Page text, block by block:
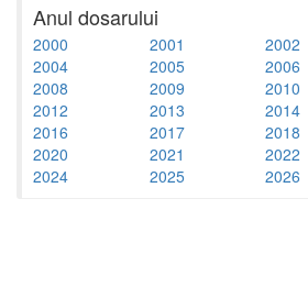
Anul dosarului
2000 2001 2002
2004
2005 2006
2008
2009 2010
2012
2013 2014
2016
2017 2018
2020
2021 2022
2024
2025 2026